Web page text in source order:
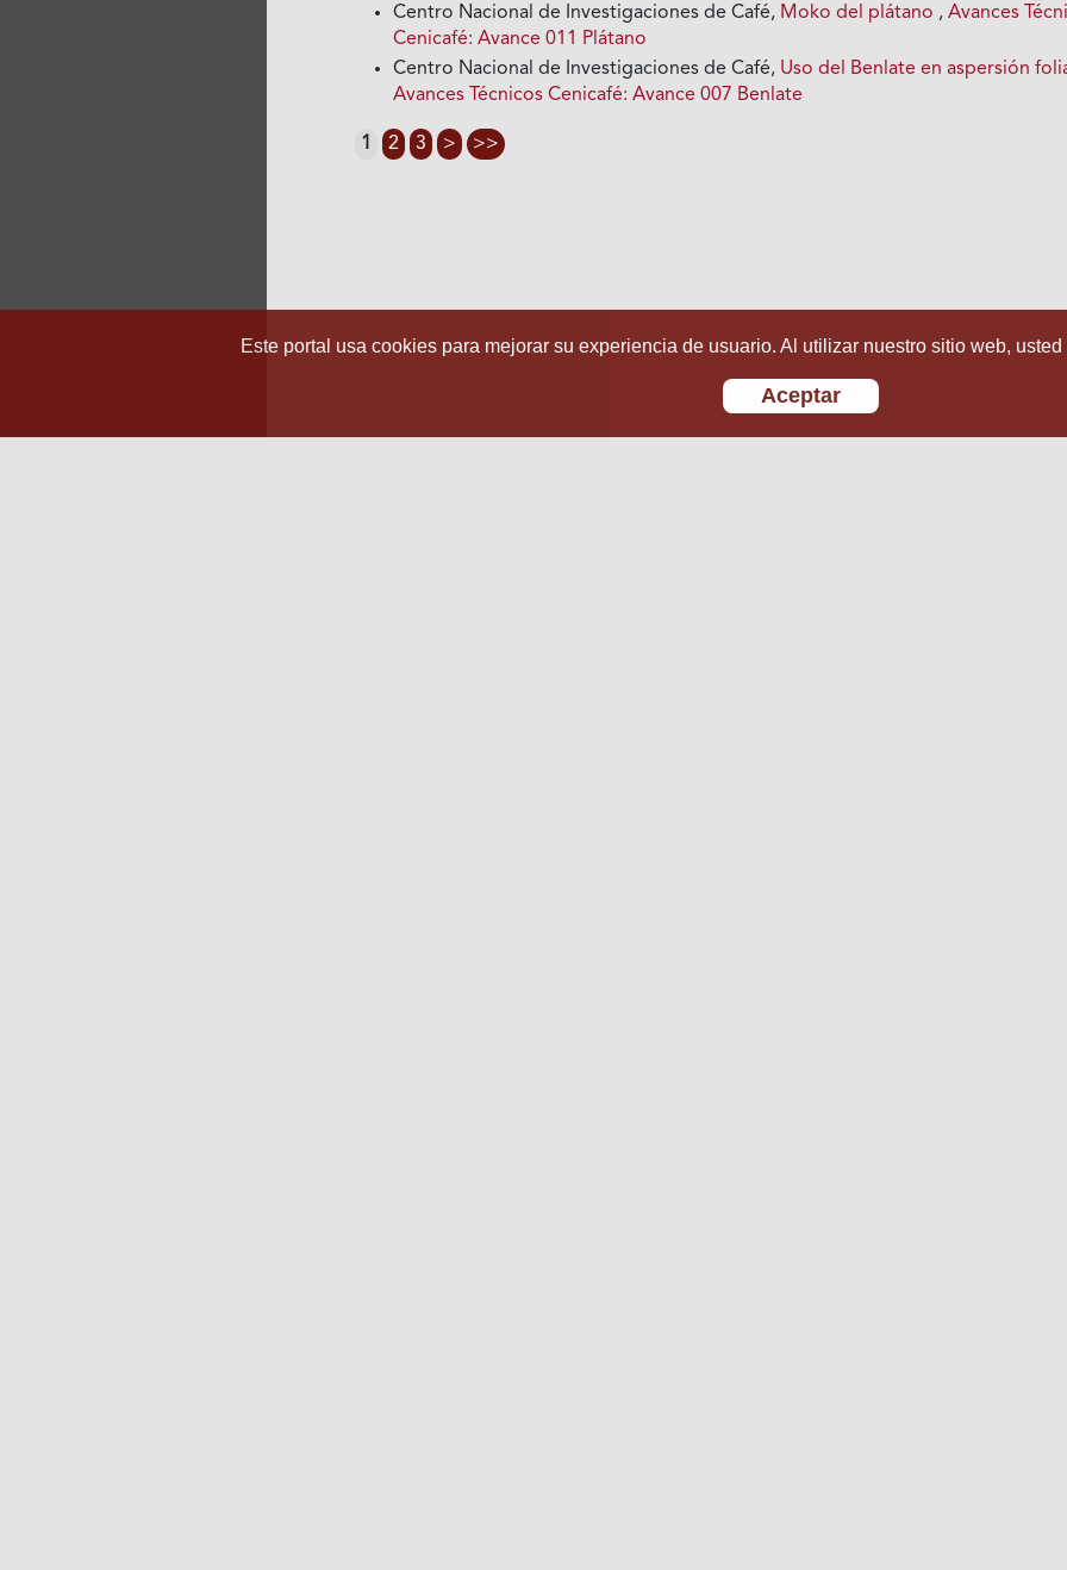
Centro Nacional de Investigaciones de Café, Moko del plátano ,Avances
Cenicafé: Avance 011 Plátano
Centro Nacional de Investigaciones de Café, Uso del Benlate en aspersión
Avances Técnicos Cenicafé: Avance 007 Benlate
1 2 3 > >>
Este portal usa cookies para mejorar su experiencia de usuario. Al utilizar nuestro sitio web,
Aceptar